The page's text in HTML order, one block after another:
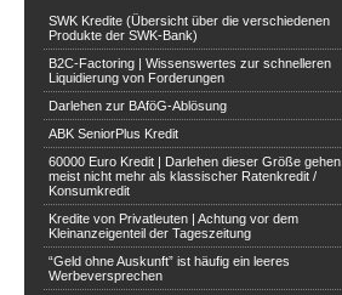
SWK Kredite (Übersicht über die verschiedenen
Produkte der SWK-Bank)
B2C-Factoring | Wissenswertes zur schnelleren
Liquidierung von Forderungen
Darlehen zur BAföG-Ablösung
ABK SeniorPlus Kredit
60000 Euro Kredit | Darlehen dieser Größe gehen
meist nicht mehr als klassischer Ratenkredit /
Konsumkredit
Kredite von Privatleuten | Achtung vor dem
Kleinanzeigenteil der Tageszeitung
“Geld ohne Auskunft” ist häufig ein leeres
Werbeversprechen